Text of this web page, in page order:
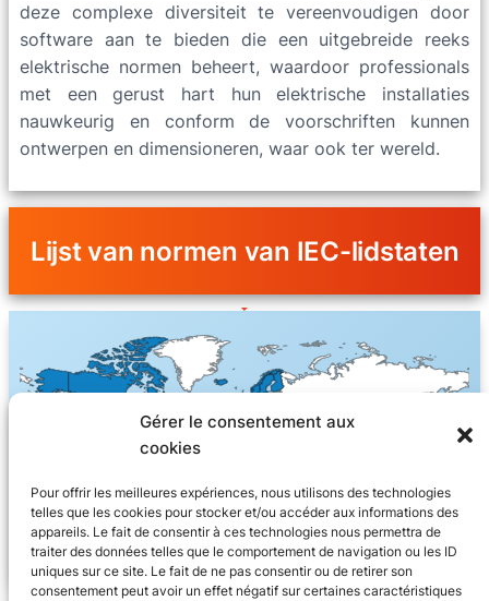
Gérer le consentement aux
cookies
Pour offrir les meilleures expériences, nous utilisons des technologies
telles que les cookies pour stocker et/ou accéder aux informations des
appareils. Le fait de consentir à ces technologies nous permettra de
traiter des données telles que le comportement de navigation ou les ID
uniques sur ce site. Le fait de ne pas consentir ou de retirer son
consentement peut avoir un effet négatif sur certaines caractéristiques
deze complexe diversiteit te vereenvoudigen door
software aan te bieden die een uitgebreide reeks
elektrische normen beheert, waardoor professionals
met een gerust hart hun elektrische installaties
nauwkeurig en conform de voorschriften kunnen
ontwerpen en dimensioneren, waar ook ter wereld.
Lijst van normen van IEC-lidstaten